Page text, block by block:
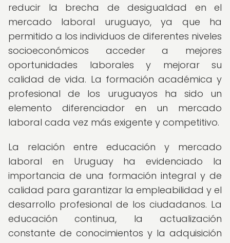
reducir la brecha de desigualdad en el
mercado laboral uruguayo, ya que ha
permitido a los individuos de diferentes niveles
socioeconómicos acceder a mejores
oportunidades laborales y mejorar su
calidad de vida. La formación académica y
profesional de los uruguayos ha sido un
elemento diferenciador en un mercado
laboral cada vez más exigente y competitivo.
La relación entre educación y mercado
laboral en Uruguay ha evidenciado la
importancia de una formación integral y de
calidad para garantizar la empleabilidad y el
desarrollo profesional de los ciudadanos. La
educación continua, la actualización
constante de conocimientos y la adquisición